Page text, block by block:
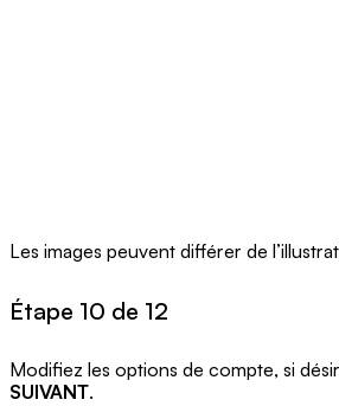
Les images peuvent différer de
Étape 10 de 12
Modifiez les options de compte, si
SUIVANT.